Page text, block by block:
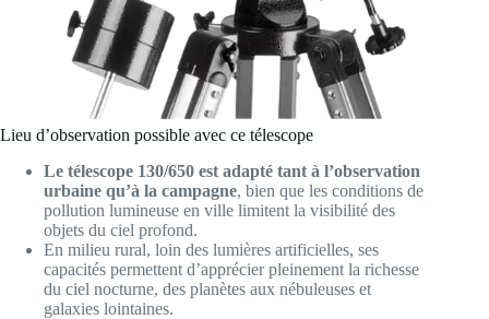
Lieu d’observation possible avec ce télescope
Le télescope 130/650 est adapté tant à l’observation
urbaine qu’à la campagne, bien que les conditions de
pollution lumineuse en ville limitent la visibilité des
objets du ciel profond.
En milieu rural, loin des lumières artificielles, ses
capacités permettent d’apprécier pleinement la richesse
du ciel nocturne, des planètes aux nébuleuses et
galaxies lointaines.